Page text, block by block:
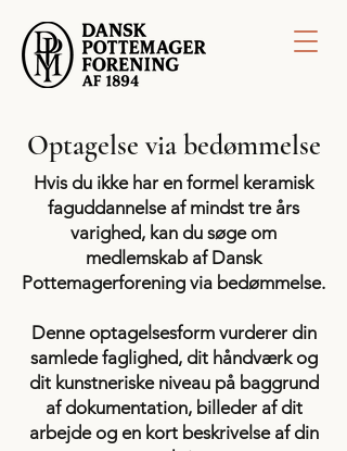
Optagelse via bedømmelse
Hvis du ikke har en formel keramisk
faguddannelse af mindst tre års
varighed, kan du søge om
medlemskab af Dansk
Pottemagerforening via bedømmelse.
Denne optagelsesform vurderer din
samlede faglighed, dit håndværk og
dit kunstneriske niveau på baggrund
af dokumentation, billeder af dit
arbejde og en kort beskrivelse af din